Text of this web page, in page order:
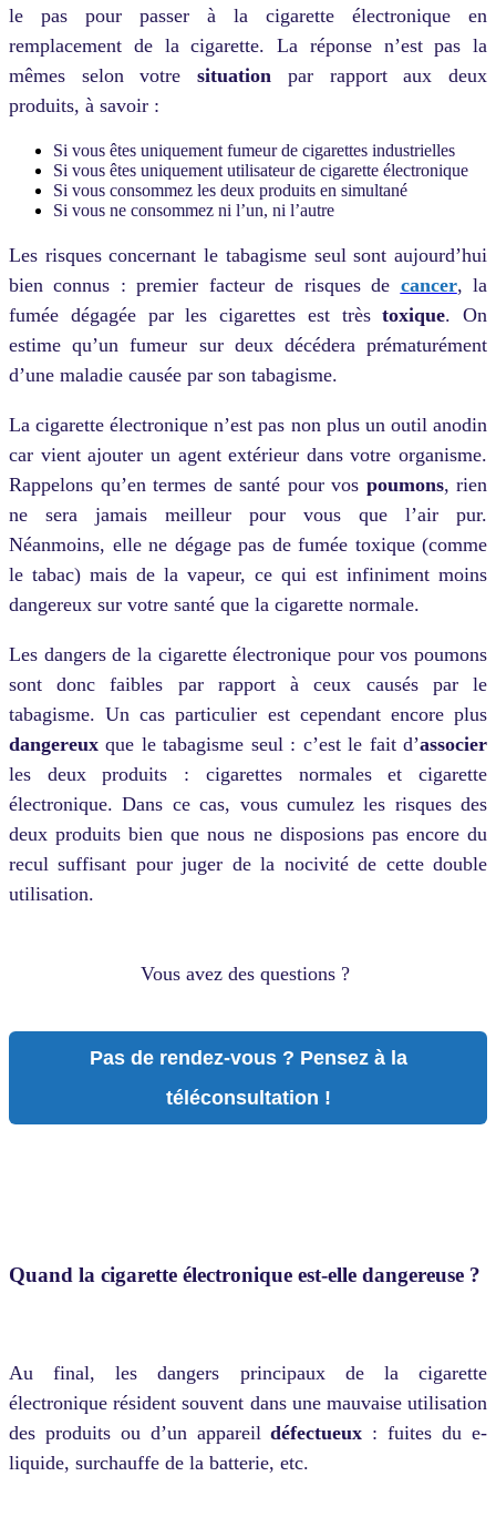
le pas pour passer à la cigarette électronique en
remplacement de la cigarette. La réponse n’est pas la
mêmes selon votresituation par rapport aux deux
produits, à savoir :
Si vous êtes uniquement fumeur de cigarettes industrielles
Si vous êtes uniquement utilisateur de cigarette électronique
Si vous consommez les deux produits en simultané
Si vous ne consommez ni l’un, ni l’autre
Les risques concernant le tabagisme seul sont aujourd’hui
bien connus : premier facteur de risques de cancer, la
fumée dégagée par les cigarettes est trèstoxique. On
estime qu’un fumeur sur deux décédera prématurément
d’une maladie causée par son tabagisme.
La cigarette électronique n’est pas non plus un outil anodin
car vient ajouter un agent extérieur dans votre organisme.
Rappelons qu’en termes de santé pour vos poumons, rien
ne sera jamais meilleur pour vous que l’air pur.
Néanmoins, elle ne dégage pas de fumée toxique (comme
le tabac) mais de la vapeur, ce qui est infiniment moins
dangereux sur votre santé que la cigarette normale.
Les dangers de la cigarette électronique pour vos poumons
sont donc faibles par rapport à ceux causés par le
tabagisme. Un cas particulier est cependant encore plus
dangereux que le tabagisme seul : c’est le fait d’associer
les deux produits : cigarettes normales et cigarette
électronique. Dans ce cas, vous cumulez les risques des
deux produits bien que nous ne disposions pas encore du
recul suffisant pour juger de la nocivité de cette double
utilisation.
Vous avez des questions ?
Pas de rendez-vous ? Pensez à la
téléconsultation !
Quand la cigarette électronique est-elle dangereuse ?
Au final, les dangers principaux de la cigarette
électronique résident souvent dans une mauvaise utilisation
des produits ou d’un appareildéfectueux : fuites du e-
liquide, surchauffe de la batterie, etc.